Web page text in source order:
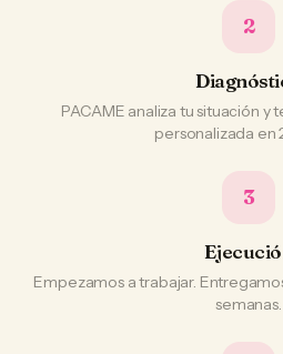
2
PACAME analiza tu situación y
personalizada en
3
Empezamos a trabajar.
semanas.